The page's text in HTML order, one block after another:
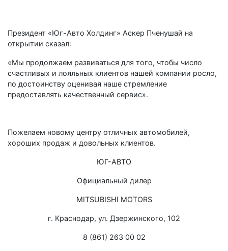
Президент «Юг-Авто Холдинг» Аскер Пченушай на
открытии сказал:
«Мы продолжаем развиваться для того, чтобы число
счастливых и лояльных клиентов нашей компании росло,
по достоинству оценивая наше стремление
предоставлять качественный сервис».
Пожелаем новому центру отличных автомобилей,
хороших продаж и довольных клиентов.
ЮГ-АВТО
Официальный дилер
MITSUBISHI MOTORS
г. Краснодар, ул. Дзержинского, 102
8 (861) 263 00 02